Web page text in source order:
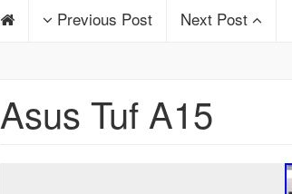
Previous Post Next Post
Asus Tuf A15